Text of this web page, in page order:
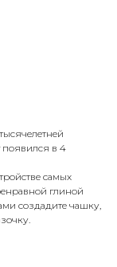
появился в 4
самых
глиной
создадите чашку,